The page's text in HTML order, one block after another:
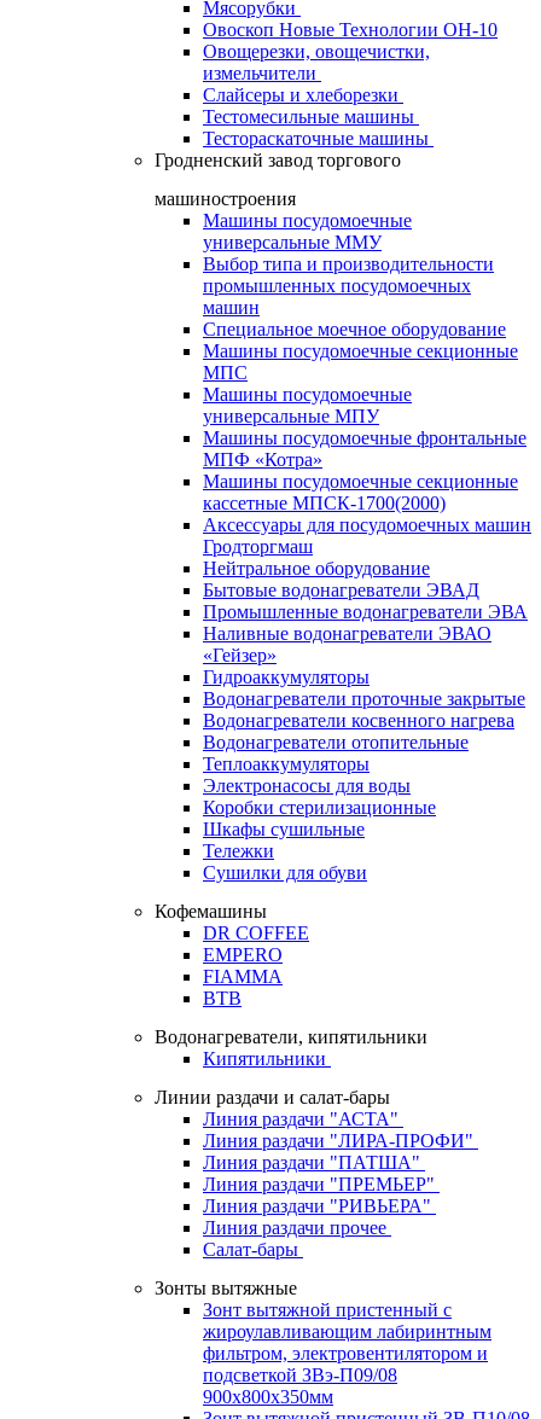
Мясорубки
Овоскоп Новые Технологии ОН-10
Овощерезки, овощечистки,
измельчители
Слайсеры и хлеборезки
Тестомесильные машины
Тестораскаточные машины
Гродненский завод торгового
машиностроения
Машины посудомоечные
универсальные ММУ
Выбор типа и производительности
промышленных посудомоечных
машин
Специальное моечное оборудование
Машины посудомоечные секционные
МПС
Машины посудомоечные
универсальные МПУ
Машины посудомоечные фронтальные
МПФ «Котра»
Машины посудомоечные секционные
кассетные МПСК-1700(2000)
Аксессуары для посудомоечных машин
Гродторгмаш
Нейтральное оборудование
Бытовые водонагреватели ЭВАД
Промышленные водонагреватели ЭВА
Наливные водонагреватели ЭВАО
«Гейзер»
Гидроаккумуляторы
Водонагреватели проточные закрытые
Водонагреватели косвенного нагрева
Водонагреватели отопительные
Теплоаккумуляторы
Электронасосы для воды
Коробки стерилизационные
Шкафы сушильные
Тележки
Сушилки для обуви
Кофемашины
DR COFFEE
EMPERO
FIAMMA
BTB
Водонагреватели, кипятильники
Кипятильники
Линии раздачи и салат-бары
Линия раздачи "АСТА"
Линия раздачи "ЛИРА-ПРОФИ"
Линия раздачи "ПАТША"
Линия раздачи "ПРЕМЬЕР"
Линия раздачи "РИВЬЕРА"
Линия раздачи прочее
Салат-бары
Зонты вытяжные
Зонт вытяжной пристенный с
жироулавливающим лабиринтным
фильтром, электровентилятором и
подсветкой ЗВэ-П09/08
900х800х350мм